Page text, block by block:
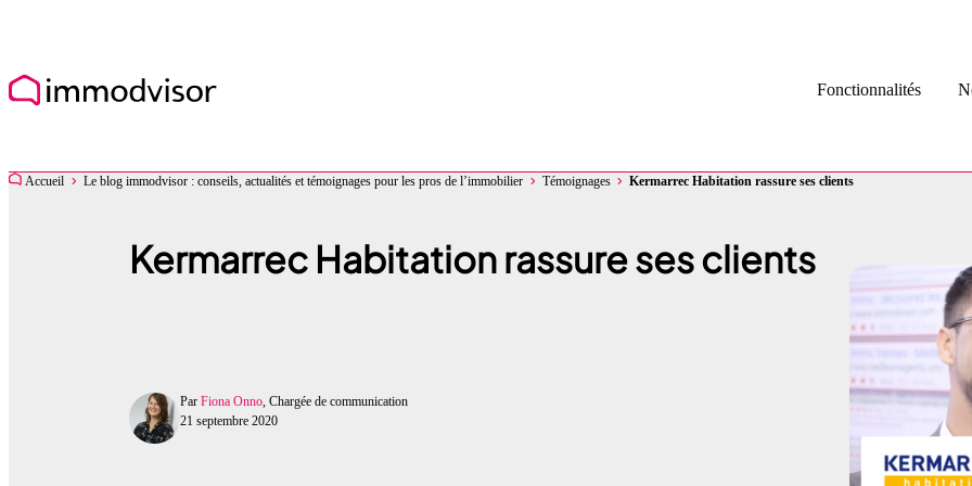
Fonctionnalités
Accueil Le blog immodvisor : conseils, actualités et témoignages pour les pros de l’immobilier Témoignages Kermarrec Habitation rassure ses clients
Kermarrec Habitation rassure ses clients
Par Fiona Onno, Chargée de communication
21 septembre 2020